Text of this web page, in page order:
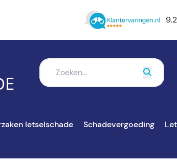
letselschade Schadevergoeding